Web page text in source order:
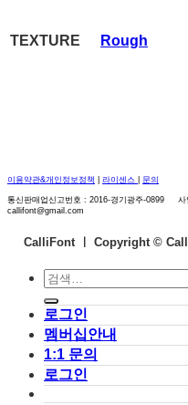
TEXTURE Rough
이용약관&개인정보정책 라이센스 문의
통신판매업신고번호 : 2016-경기광주-0899
callifont@gmail.com
CalliFont ㅣ Copyright ©
검
색:
로그인
멤버십안내
1:1 문의
로그인